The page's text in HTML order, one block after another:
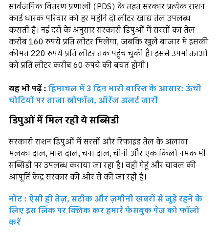
सार्वजनिक वितरण प्रणाली (PDS) के तहत सरकार प्रत्येक राशन
कार्ड धारक परिवार को हर महीने दो लीटर खाद्य तेल उपलब्ध
कराती है। नई दरों के अनुसार सरकारी डिपुओं में सरसों का तेल
करीब 160 रुपये प्रति लीटर मिलेगा, जबकि खुले बाजार में इसकी
कीमत 220 रुपये प्रति लीटर तक पहुंच चुकी है। इससे उपभोक्ताओं
को प्रति लीटर करीब 60 रुपये की बचत होगी।
यह भी पढ़ें : हिमाचल में 3 दिन भारी बारिश के आसार: ऊंची
चोटियों पर ताजा स्नोफॉल, ऑरेंज अलर्ट जारी
डिपुओं में मिल रही ये सब्सिडी
सरकारी राशन डिपुओं में सरसों और रिफाइंड तेल के अलावा
मलका दाल, माश दाल, चना दाल, चीनी और एक किलो नमक भी
सब्सिडी पर उपलब्ध कराया जा रहा है। वहीं गेहूं और चावल की
आपूर्ति केंद्र सरकार की ओर से की जा रही है।
नोट : ऐसी ही तेज़, सटीक और ज़मीनी खबरों से जुड़े रहने के
लिए इस लिंक पर क्लिक कर हमारे फेसबुक पेज को फॉलो
करें